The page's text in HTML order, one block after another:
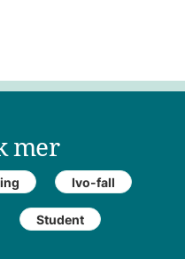
mer
Ivo-fall
Student